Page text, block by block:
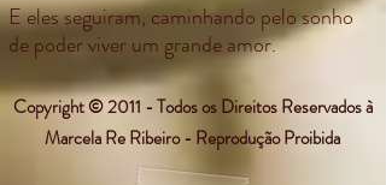
E eles seguiram, caminhando pelo sonho
de poder viver um grande amor.
Copyright © 2011 - Todos os Direitos Reservados à
Marcela Re Ribeiro - Reprodução Proibida